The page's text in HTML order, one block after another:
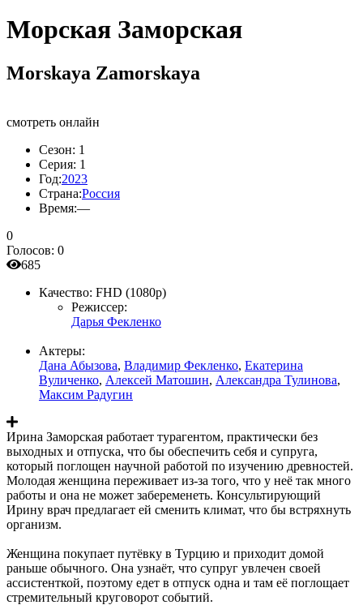
Морская Заморская
Morskaya Zamorskaya
смотреть онлайн
Сезон: 1
Серия: 1
Год:2023
Страна:Россия
Время:—
0
Голосов: 0
685
Качество: FHD (1080p)
Режиссер:
Дарья Фекленко
Актеры:
Дана Абызова, Владимир Фекленко, Екатерина
Вуличенко, Алексей Матошин, Александра Тулинова,
Максим Радугин
Ирина Заморская работает турагентом, практически без
выходных и отпуска, что бы обеспечить себя и супруга,
который поглощен научной работой по изучению древностей.
Молодая женщина переживает из-за того, что у неё так много
работы и она не может забеременеть. Консультирующий
Ирину врач предлагает ей сменить климат, что бы встряхнуть
организм.
Женщина покупает путёвку в Турцию и приходит домой
раньше обычного. Она узнаёт, что супруг увлечен своей
ассистенткой, поэтому едет в отпуск одна и там её поглощает
стремительный круговорот событий.